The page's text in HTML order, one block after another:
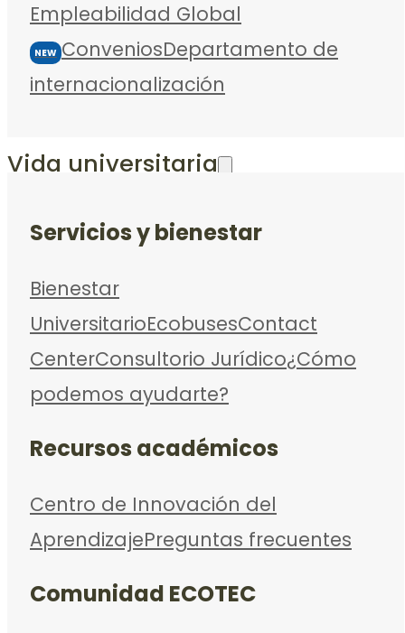
Empleabilidad Global
NEW ConveniosDepartamento de
internacionalización
Vida universitaria
Servicios y bienestar
Bienestar
UniversitarioEcobusesContact
CenterConsultorio Jurídico¿Cómo
podemos ayudarte?
Recursos académicos
Centro de Innovación del
AprendizajePreguntas frecuentes
Comunidad ECOTEC